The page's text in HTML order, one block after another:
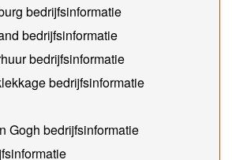
bedrijfsinformatie
bedrijfsinformatie
bedrijfsinformatie
bedrijfsinformatie
Gogh bedrijfsinformatie